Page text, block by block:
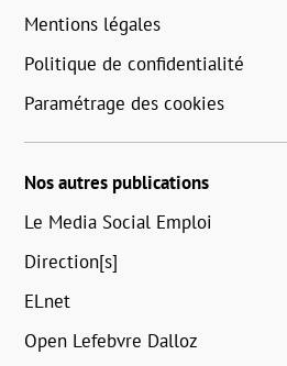
Mentions légales
Politique de confidentialité
Paramétrage des cookies
Nos autres publications
Le Media Social Emploi
Direction[s]
ELnet
Open Lefebvre Dalloz